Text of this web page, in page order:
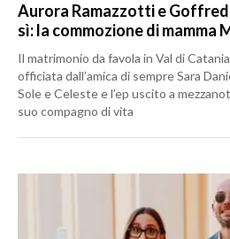
Aurora Ramazzotti e
sì: la commozione di mamma
Il matrimonio da favola in Val di
officiata dall’amica di sempre Sara
Sole e Celeste e l’ep uscito a
suo compagno di vita